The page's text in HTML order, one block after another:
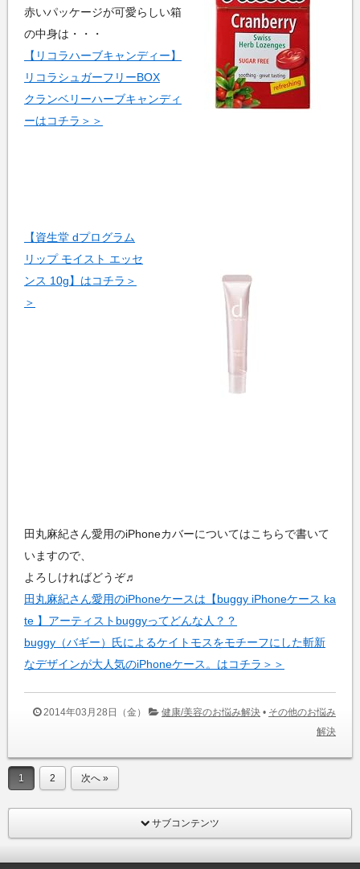
赤いパッケージが可愛らしい箱
の中身は・・・
【リコラハーブキャンディー】
リコラシュガーフリーBOX
クランベリーハーブキャンディ
ーはコチラ＞＞
【資生堂 dプログラム
リップ モイスト エッセ
ンス 10g】はコチラ＞
＞
田丸麻紀さん愛用のiPhoneカバーについてはこちらで書いて
いますので、
よろしければどうぞ♬
田丸麻紀さん愛用のiPhoneケースは【buggy iPhoneケース ka
te 】アーティストbuggyってどんな人？？
buggy（バギー）氏によるケイトモスをモチーフにした斬新
なデザインが大人気のiPhoneケース。はコチラ＞＞
2014年03月28日（金） 健康/美容のお悩み解決 • その他のお悩み
解決
1 2 次へ »
サブコンテンツ